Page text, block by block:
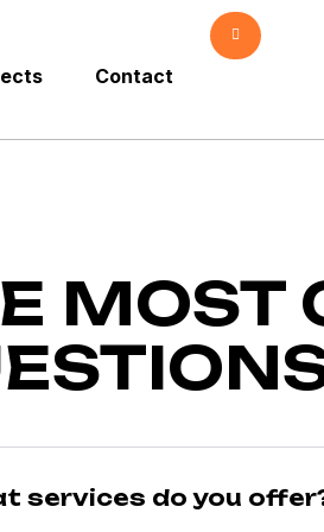
Contact
MOST
services do you